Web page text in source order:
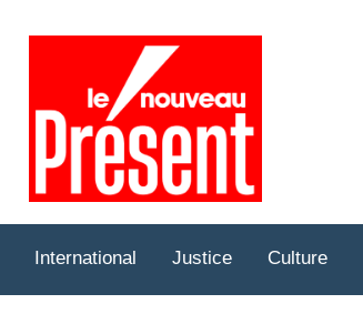
International Justice Culture